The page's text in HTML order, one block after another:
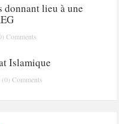
lieu à une
Comments
Islamique
(0) Comments